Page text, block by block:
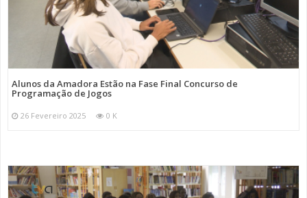
Alunos da Amadora Estão na Fase Final Concurso de
Programação de Jogos
26 Fevereiro 2025 0 K